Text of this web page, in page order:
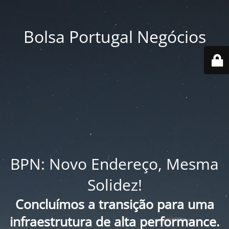
Bolsa Portugal Negócios
BPN: Novo Endereço, Mesma
Solidez!
Concluímos a transição para uma
infraestrutura de alta performance.